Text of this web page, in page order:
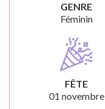
GENRE
Féminin
FÊTE
01 novembre